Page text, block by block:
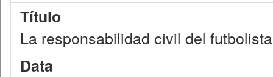
Título
La responsabilidad civil del
Data